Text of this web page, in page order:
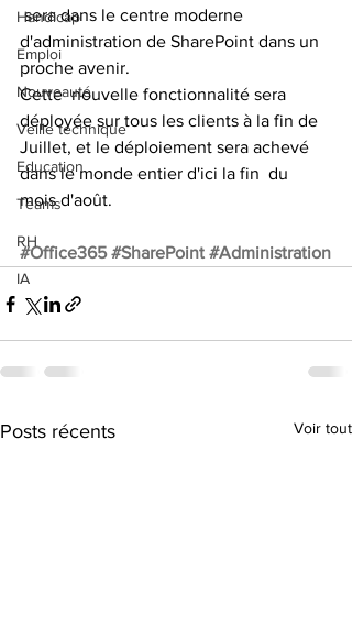
Handicap
Emploi
Nouveauté
Veille technique
Education
Teams
RH
IA
sera dans le centre moderne
d'administration de SharePoint dans un
proche avenir.
Cette  nouvelle fonctionnalité sera
déployée sur tous les clients à la fin de
Juillet, et le déploiement sera achevé
dans le monde entier d'ici la fin  du
mois d'août.
#Office365 #SharePoint #Administration
Posts récents Voir tout